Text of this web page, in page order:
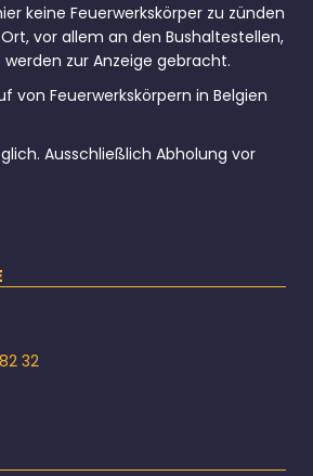
keine Feuerwerkskörper zu zünden
vor allem an den Bushaltestellen,
zur Anzeige gebracht.
von Feuerwerkskörpern in Belgien
Ausschließlich Abholung vor
32